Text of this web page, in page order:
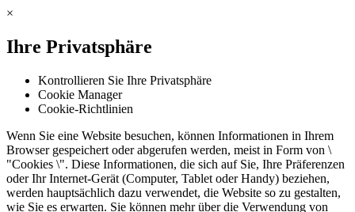
×
Ihre Privatsphäre
Kontrollieren Sie Ihre Privatsphäre
Cookie Manager
Cookie-Richtlinien
Wenn Sie eine Website besuchen, können Informationen in Ihrem
Browser gespeichert oder abgerufen werden, meist in Form von \
"Cookies \". Diese Informationen, die sich auf Sie, Ihre Präferenzen
oder Ihr Internet-Gerät (Computer, Tablet oder Handy) beziehen,
werden hauptsächlich dazu verwendet, die Website so zu gestalten,
wie Sie es erwarten. Sie können mehr über die Verwendung von